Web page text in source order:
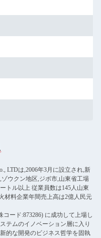
LTDは,2006年3月に設立され,新
ウクン地区,ジボ市,山東省工場
トル以上 従業員数は145人山東
材料企業年間売上高は2億人民元
ード:873286) に成功して上場し
テムのイノベーション層に入り
的な開発のビジネス哲学を固執